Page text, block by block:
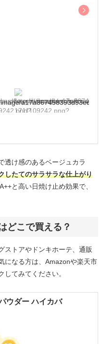
透け感のあるベージュカラ
したてのサラサラな仕上がり
と高い日焼け止め効果で、
どこで買える？
ストアやドンキホーテ、通販
になる方は、Amazonや楽天市
てみてください。
ウダー ハイカバ